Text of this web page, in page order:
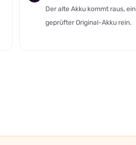
Der alte Akku kommt raus, ein
geprüfter Original-Akku rein.